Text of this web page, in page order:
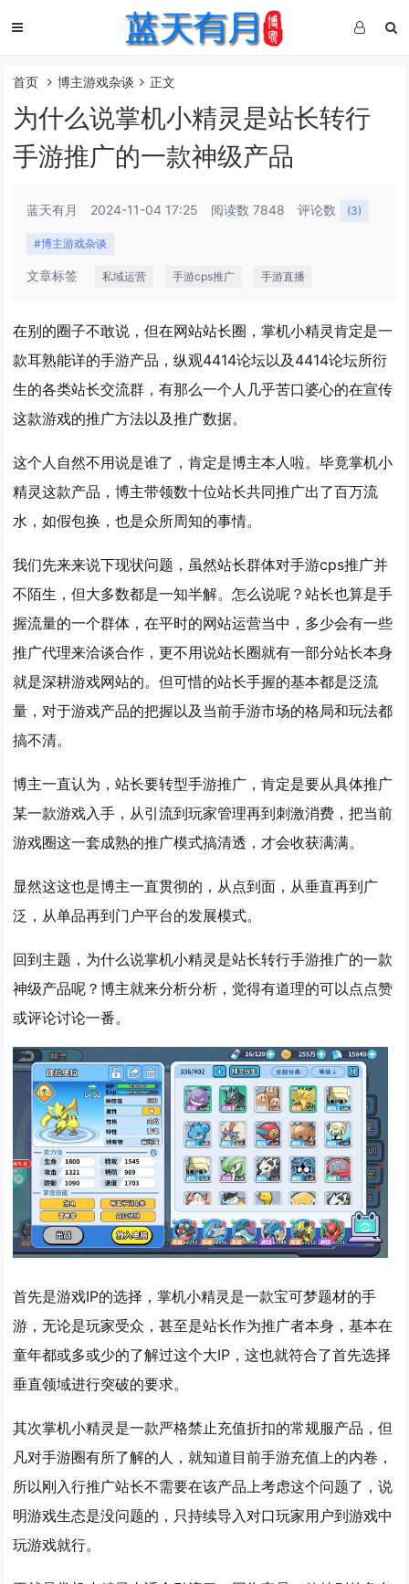
首页 博主游戏杂谈 正文
为什么说掌机小精灵是站长转行
手游推广的一款神级产品
蓝天有月 2024-11-04 17:25 阅读数 7848 评论数 (3)
#博主游戏杂谈
文章标签 私域运营 手游cps推广 手游直播
在别的圈子不敢说，但在网站站长圈，掌机小精灵肯定是一
款耳熟能详的手游产品，纵观4414论坛以及4414论坛所衍
生的各类站长交流群，有那么一个人几乎苦口婆心的在宣传
这款游戏的推广方法以及推广数据。
这个人自然不用说是谁了，肯定是博主本人啦。毕竟掌机小
精灵这款产品，博主带领数十位站长共同推广出了百万流
水，如假包换，也是众所周知的事情。
我们先来来说下现状问题，虽然站长群体对手游cps推广并
不陌生，但大多数都是一知半解。怎么说呢？站长也算是手
握流量的一个群体，在平时的网站运营当中，多少会有一些
推广代理来洽谈合作，更不用说站长圈就有一部分站长本身
就是深耕游戏网站的。但可惜的站长手握的基本都是泛流
量，对于游戏产品的把握以及当前手游市场的格局和玩法都
搞不清。
博主一直认为，站长要转型手游推广，肯定是要从具体推广
某一款游戏入手，从引流到玩家管理再到刺激消费，把当前
游戏圈这一套成熟的推广模式搞清透，才会收获满满。
显然这这也是博主一直贯彻的，从点到面，从垂直再到广
泛，从单品再到门户平台的发展模式。
回到主题，为什么说掌机小精灵是站长转行手游推广的一款
神级产品呢？博主就来分析分析，觉得有道理的可以点点赞
或评论讨论一番。
首先是游戏IP的选择，掌机小精灵是一款宝可梦题材的手
游，无论是玩家受众，甚至是站长作为推广者本身，基本在
童年都或多或少的了解过这个大IP，这也就符合了首先选择
垂直领域进行突破的要求。
其次掌机小精灵是一款严格禁止充值折扣的常规服产品，但
凡对手游圈有所了解的人，就知道目前手游充值上的内卷，
所以刚入行推广站长不需要在该产品上考虑这个问题了，说
明游戏生态是没问题的，只持续导入对口玩家用户到游戏中
玩游戏就行。